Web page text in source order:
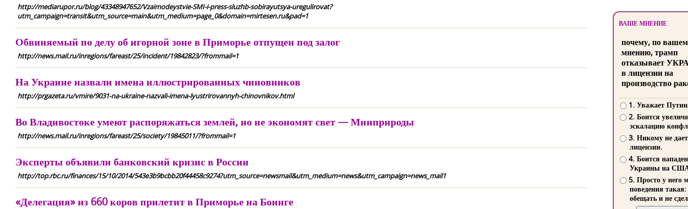
http://mediarupor.ru/blog/43348947652/Vzaimodeystvie-SMI-i-press-sluzhb-sobirayutsya-uregulirovat?
utm_campaign=transit&utm_source=main&utm_medium=page_0&domain=mirtesen.ru&pad=1
Обвиняемый по делу об игорной зоне в Приморье отпущен под залог
http://news.mail.ru/inregions/fareast/25/incident/19842823/?frommail=1
На Украине назвали имена иллюстрированных чиновников
http://prgazeta.ru/vmire/9031-na-ukraine-nazvali-imena-lyustrirovannyh-chinovnikov.html
Во Владивостоке умеют распоряжаться землей, но не экономят свет — Минприроды
http://news.mail.ru/inregions/fareast/25/society/19845011/?frommail=1
Эксперты объявили банковский кризис в России
http://top.rbc.ru/finances/15/10/2014/543e3b9bcbb20f44458c9274?utm_source=newsmail&utm_medium=news&utm_campaign=news_mail1
«Делегация» из 660 коров прилетит в Приморье на Боинге
ВАШЕ МНЕНИЕ
почему, по
мнению, трамп
отказывает
в лицензии на
производство
1. Уважает
2. Боится
эскалацию
3. Никому не
лицензии.
4. Боится
Украины на
5. Просто у него
поведения такая:
обещать и не